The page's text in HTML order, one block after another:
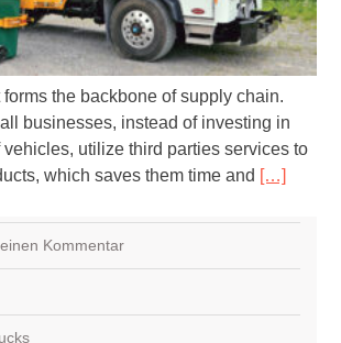
forms the backbone of supply chain.
businesses, instead of investing in
utilize third parties services to
which saves them time and […]
Kommentar